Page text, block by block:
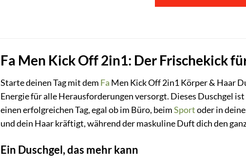
Fa Men Kick Off 2in1: Der Frischekick
Starte deinen Tag mit dem Fa Men Kick Off 2in1 Körper & Haar
Energie für alle Herausforderungen versorgt. Dieses Duschgel
einen erfolgreichen Tag, egal ob im Büro, beimSportoder in
und dein Haar kräftigt, während der maskuline Duft dich den
Ein Duschgel, das mehr kann